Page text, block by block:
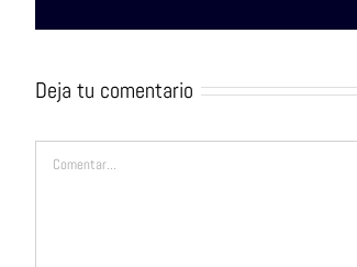
Deja tu comentario
Comentar